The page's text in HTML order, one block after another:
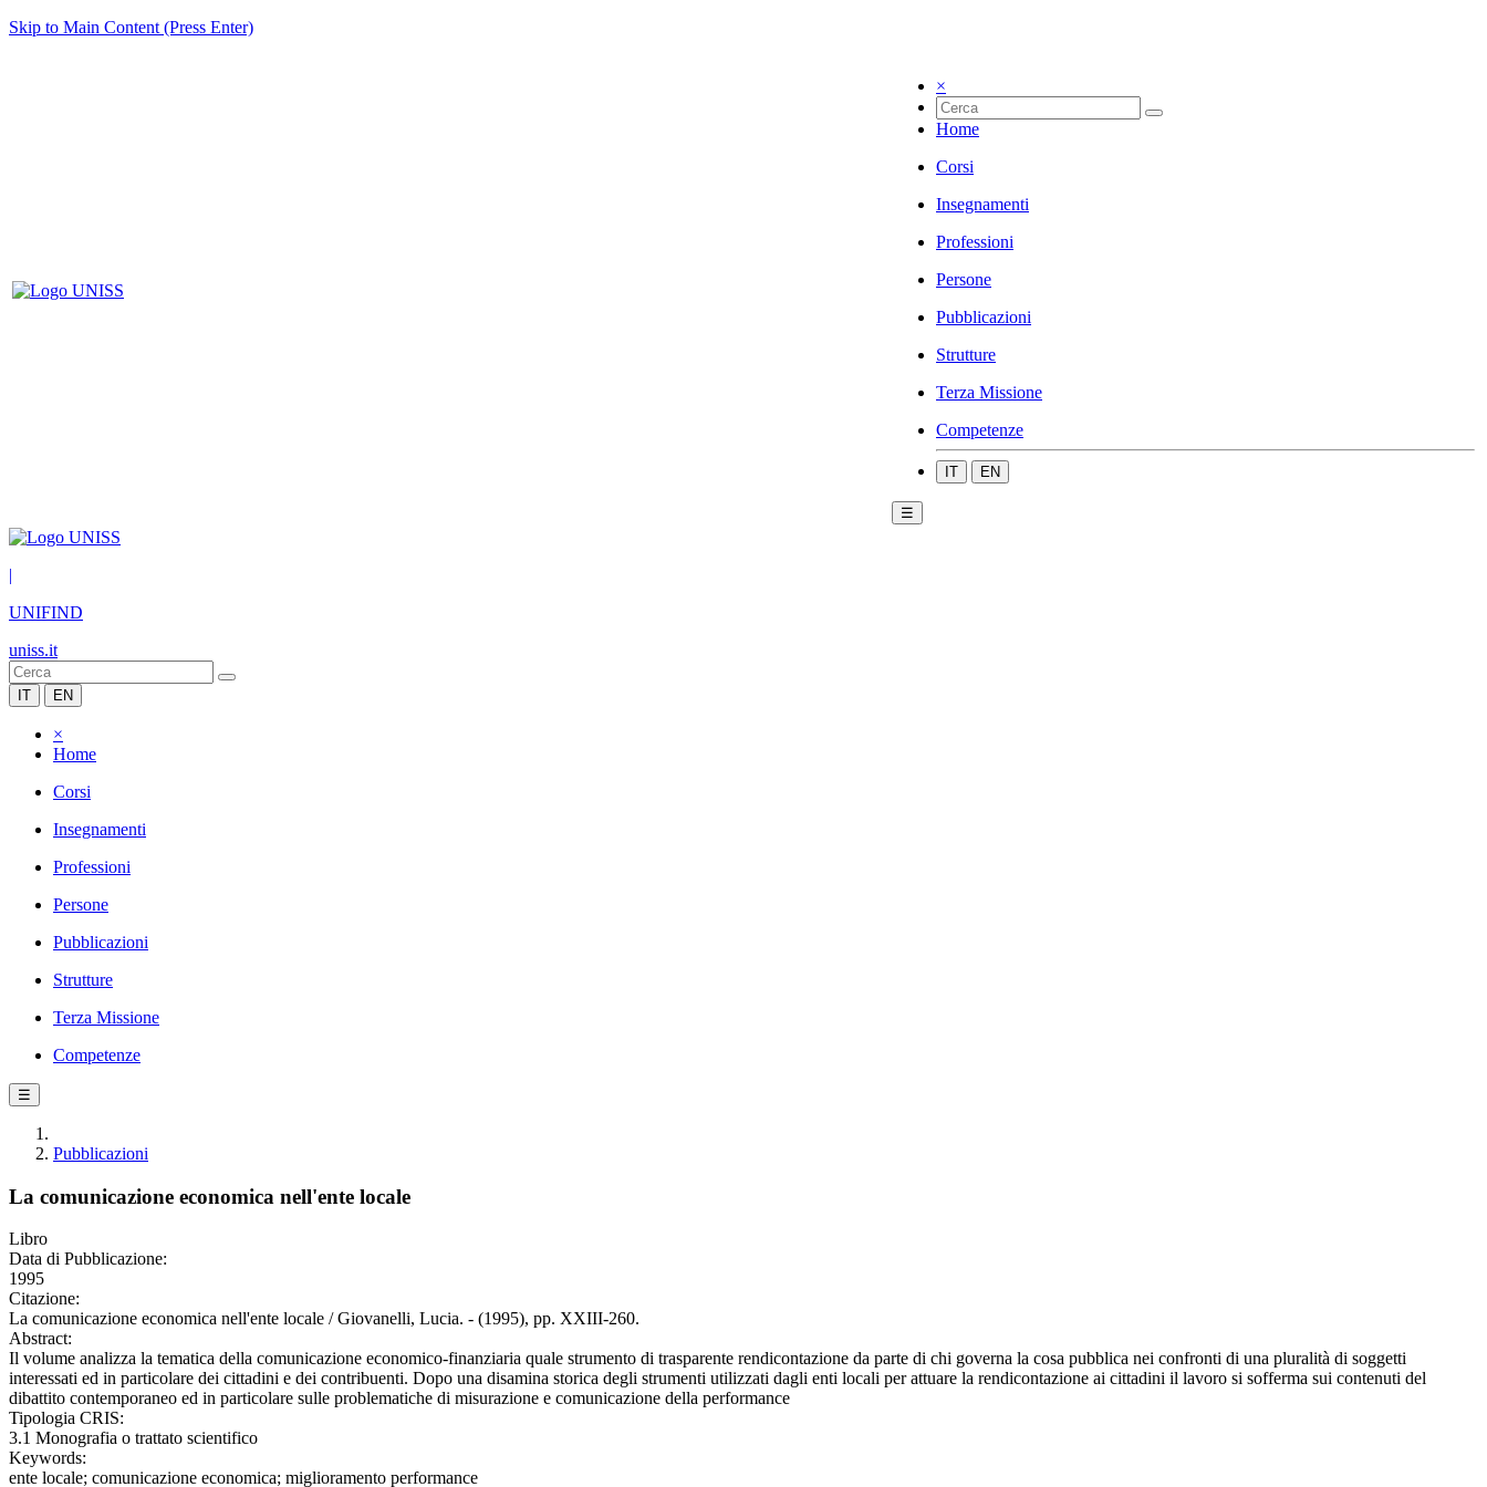
Skip to Main Content (Press Enter)
×
Home
Corsi
Insegnamenti
Professioni
Persone
Pubblicazioni
Strutture
Terza Missione
Competenze
IT EN
☰
|
UNIFIND
uniss.it
IT EN
×
Home
Corsi
Insegnamenti
Professioni
Persone
Pubblicazioni
Strutture
Terza Missione
Competenze
☰
Pubblicazioni
La comunicazione economica nell'ente locale
Libro
Data di Pubblicazione:
1995
Citazione:
La comunicazione economica nell'ente locale / Giovanelli, Lucia. - (1995), pp. XXIII-260.
Abstract:
Il volume analizza la tematica della comunicazione economico-finanziaria quale strumento di trasparente rendicontazione da parte di chi governa la cosa pubblica nei confronti di una pluralità di soggetti
interessati ed in particolare dei cittadini e dei contribuenti. Dopo una disamina storica degli strumenti utilizzati dagli enti locali per attuare la rendicontazione ai cittadini il lavoro si sofferma sui contenuti del
dibattito contemporaneo ed in particolare sulle problematiche di misurazione e comunicazione della performance
Tipologia CRIS:
3.1 Monografia o trattato scientifico
Keywords:
ente locale; comunicazione economica; miglioramento performance